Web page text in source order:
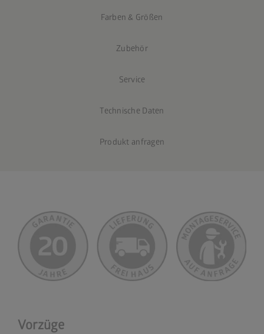
Farben & Größen
Zubehör
Service
Technische Daten
Produkt anfragen
Vorzüge